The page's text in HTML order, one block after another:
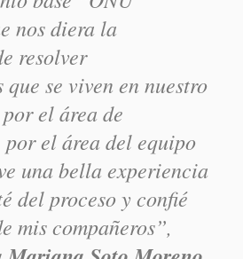
nos diera la
resolver
se viven en nuestro
el área de
el área del equipo
una bella experiencia
del proceso y confié
mis compañeros”,